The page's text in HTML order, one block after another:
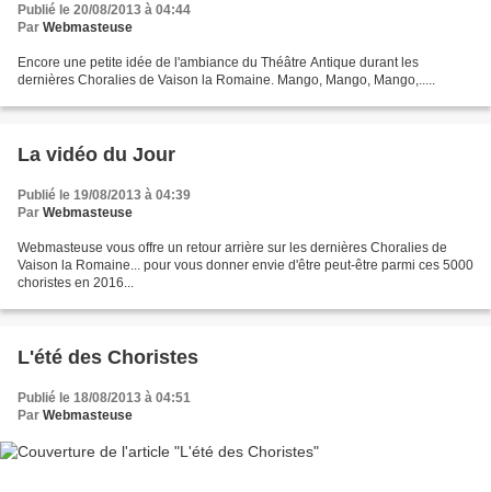
Publié le 20/08/2013 à 04:44
Par Webmasteuse
Encore une petite idée de l'ambiance du Théâtre Antique durant les
dernières Choralies de Vaison la Romaine. Mango, Mango, Mango,.....
La vidéo du Jour
Publié le 19/08/2013 à 04:39
Par Webmasteuse
Webmasteuse vous offre un retour arrière sur les dernières Choralies de
Vaison la Romaine... pour vous donner envie d'être peut-être parmi ces 5000
choristes en 2016...
L'été des Choristes
Publié le 18/08/2013 à 04:51
Par Webmasteuse